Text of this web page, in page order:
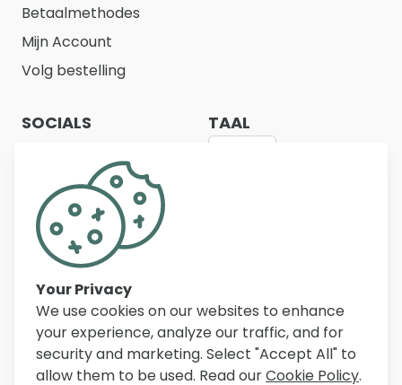
Your Privacy
We use cookies on our websites to enhance
your experience, analyze our traffic, and for
security and marketing. Select "Accept All" to
allow them to be used. Read ourCookie Policy.
Betaalmethodes
Mijn Account
Volg bestelling
SOCIALS TAAL
Belfurn biedt een ruim assortiment
kwaliteitsmeubelen voor woonkamer, eetkamer,
slaapkamer, bureau en inkomhal. Met duizenden
artikelen, scherpe prijzen en persoonlijke service
helpen wij dagelijks klanten in België, Nederland en
Frankrijk bij het inrichten van hun woning.